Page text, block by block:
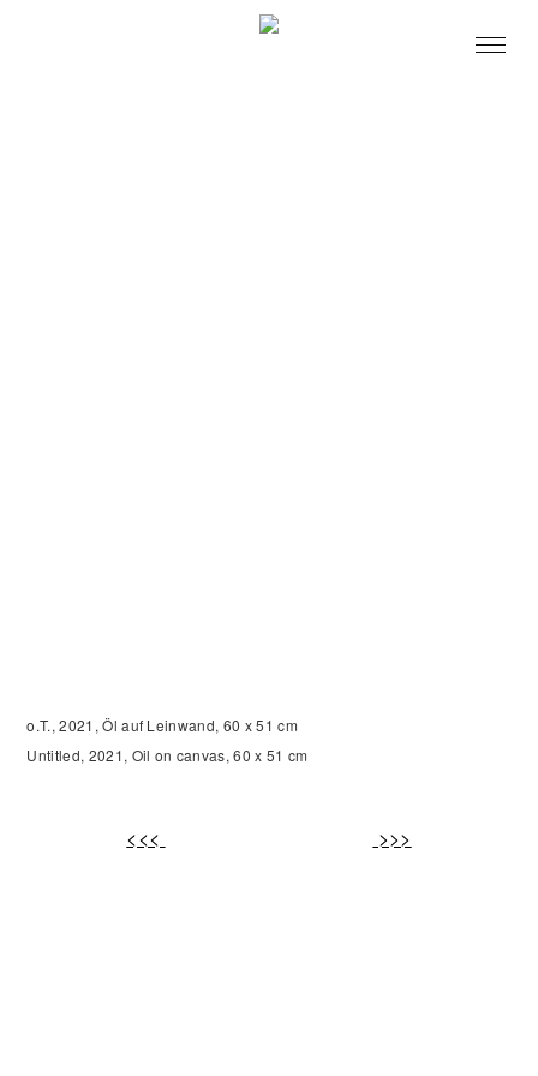
o.T., 2021,Öl auf Leinwand, 60 x 51 cm
Untitled, 2021, Oil on canvas,60 x 51 cm
<<< >>>